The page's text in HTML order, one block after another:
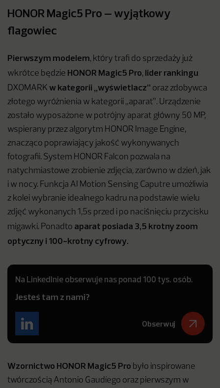
HONOR Magic5 Pro – wyjątkowy
flagowiec
Pierwszym modelem, który trafi do sprzedaży już
wkrótce będzie HONOR Magic5 Pro, lider rankingu
DXOMARK w kategorii „wyświetlacz” oraz zdobywca
złotego wyróżnienia w kategorii „aparat”. Urządzenie
zostało wyposażone w potrójny aparat główny 50 MP,
wspierany przez algorytm HONOR Image Engine,
znacząco poprawiający jakość wykonywanych
fotografii. System HONOR Falcon pozwala na
natychmiastowe zrobienie zdjęcia, zarówno w dzień, jak
i w nocy. Funkcja AI Motion Sensing Caputre umożliwia
z kolei wybranie idealnego kadru na podstawie wielu
zdjęć wykonanych 1,5s przed i po naciśnięciu przycisku
migawki. Ponadto aparat posiada 3,5 krotny zoom
optyczny i 100-krotny cyfrowy.
Na LinkedInie obserwuje nas ponad 100 tys. osób.
Jesteś tam z nami?
Obserwuj
Wzornictwo HONOR Magic5 Pro było inspirowane
twórczością Antonio Gaudíego oraz pierwszym w